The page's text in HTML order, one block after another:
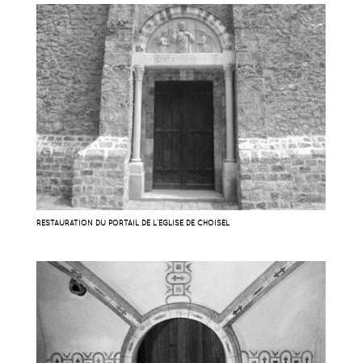
RESTAURATION DU PORTAIL DE L’ÉGLISE DE CHOISEL